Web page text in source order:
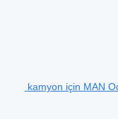
kamyon için MAN